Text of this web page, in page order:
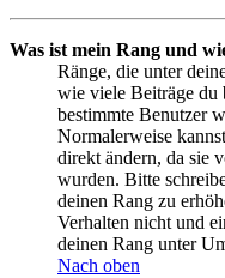
Was ist mein Rang und
Ränge, die unter
wie viele Beiträge du
bestimmte Benutzer
Normalerweise
direkt ändern, da sie
wurden. Bitte
deinen Rang zu
Verhalten nicht und
deinen Rang unter
Nach oben